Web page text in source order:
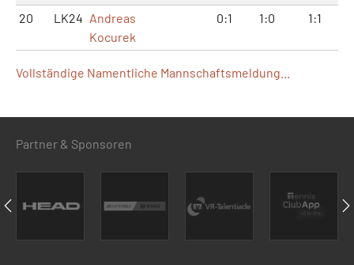
20 LK24 Andreas
Kocurek
0:1 1:0 1:1
Vollständige Namentliche Mannschaftsmeldung...
Partner & Sponsoren